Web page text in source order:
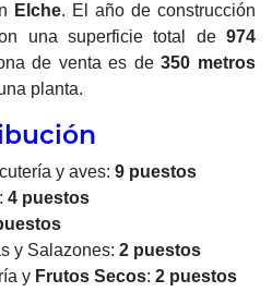
Elche. El año de construcción
una superficie total de974
de venta es de350 metros
planta.
y aves: 9 puestos
4 puestos
y Salazones: 2 puestos
y Frutos Secos: 2 puestos